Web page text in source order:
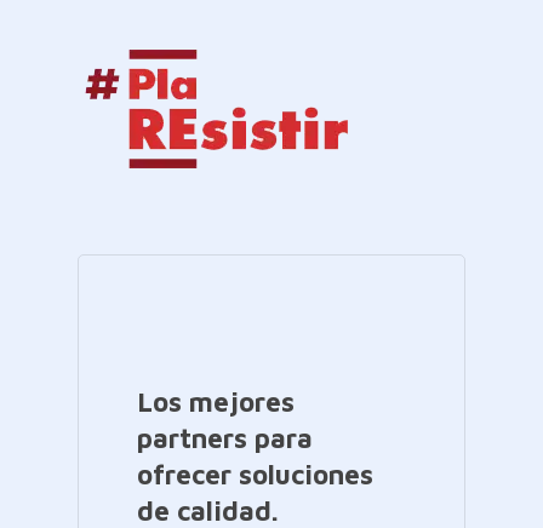
Los mejores
partners para
ofrecer soluciones
de calidad.